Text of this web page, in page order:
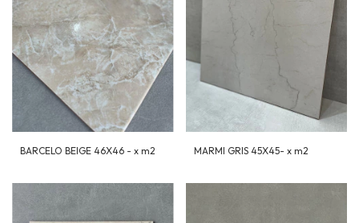
BARCELO BEIGE 46X46 - x m2 MARMI GRIS 45X45- x m2